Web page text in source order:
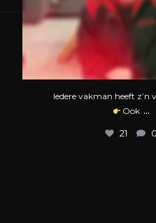
Iedere vakman heeft z’n
Ook ...
21 0